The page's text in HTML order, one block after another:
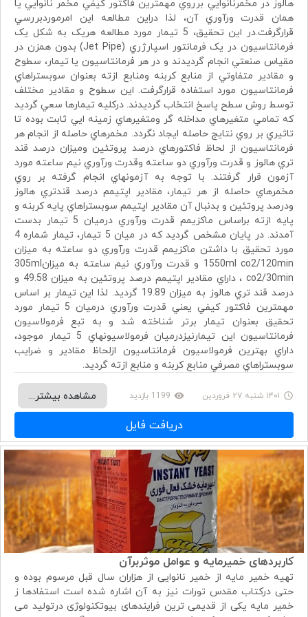
همان قدرت ورآوري آن، لذا دراين مطالعه اين امرموردبررسي
قرارگرفت.در اين تحقيق، 5 تيمار مورد مطالعه هريک به شکل يک
فرمانتاسيون در يک فرمانتور اسپارژري (Jet Pipe) بدون همزن در
مقياس صنعتي انجام گرديدند و در هر فرمانتاسيون يا تيمار، سطوح
و مقادير متفاوتي از منابع کربنه ومنابع ازته بعنوان سوبستراهاي
فرمانتاسيون مورد استفاده قرارگرفت. اين سطوح و مقادير مختلف
توسط روش سطح پاسخ انتخاب گرديدند. درکليه تيمارها سعي گرديد
که تمامي متغيرهاي مداخله گر ومتغيرهاي زمينه ايي ثابت بوده تا
تاثيري بر روي نتايج حاصله ايجاد نگردد. مخمرهاي حاصله از انجام هر
فرمانتاسيون از لحاظ فاکتورهاي درصد پروتئين وميزان درصد قند
تري هالوز و قدرت ورآوري دو ساعته وقدرت ورآوري نيم ساعته مورد
آزمون قرار گرفتند. با توجه به آزمونهاي انجام گرفته بر روي
مخمرهاي حاصله از هر تيمار، مقادير اپتيمم درصد قندتري هالوز
ودرصد پروتئين و بدنبال آن مقادير اپتيمم سوبستراهاي پايه کربنه و
پايه ازته براساس ماکزيمم قدرت ورآوري درميان 5 تيمار بدست
آمدند. در پايان مشخص گرديد که در ميان 5 تيمار، تيمار شماره 4
مورد تحقيق با داشتن ماکزيمم قدرت ورآوري دو ساعته به ميزان
1550ml co2/120min و قدرت ورآوري نيم ساعته به ميزان305ml
co2/30min ، داراي مقادير اپتيمم درصد پروتئين به ميزان 49.58 و
درصد قند تري هالوز به ميزان 19.89 گرديد. لذا اين تيمار بر اساس
مهمترين فاکتور کيفي يعني قدرت ورآوري درميان 5 تيمار مورد
تحقيق بعنوان تيمار برتر شناخته شد و به تبع فرمولاسيون
فرمانتاسيون اين تيمارنيزدرميان فرمولاسيونهاي 5 تيمار موجود،
داراي بهترين فرمولاسيون فرمانتاسيون ازلحاظ مقادير و ضرايب
سوبستراهاي مصرفي منابع کربنه و منابع ازته گرديد.
access_time ۱۴۰۱ شنبه ۲۷ فروردين remove_red_eye 1199 بازدید مشاهده بیشتر...
دریافت فایل
کاربردهای خمیرمایه و عوامل موثربرآن
تهیه خمیر مایه از خمیر نانوایی از هزاران سال قبل مرسوم بوده و
حتی درکتاب مقدس تورات نیز به آن اشاره شده است استفادها ز
خمیر مایه یکی از قدیمی ترین فرایندهای بیوتکنولوژی درتولید می